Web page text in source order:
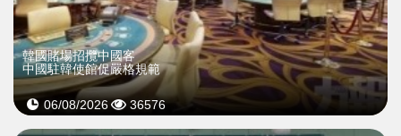
韓國賭場招攬中國客
中國駐韓使館促嚴格規範
06/08/2026 36576